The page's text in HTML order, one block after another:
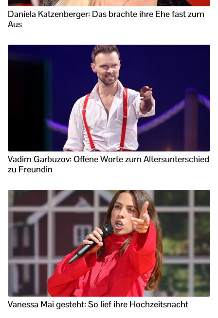
Daniela Katzenberger: Das brachte ihre Ehe fast zum
Aus
Vadim Garbuzov: Offene Worte zum Altersunterschied
zu Freundin
Vanessa Mai gesteht: So lief ihre Hochzeitsnacht